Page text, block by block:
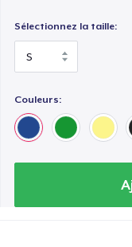
Sélectionnez la taille:
Couleurs: